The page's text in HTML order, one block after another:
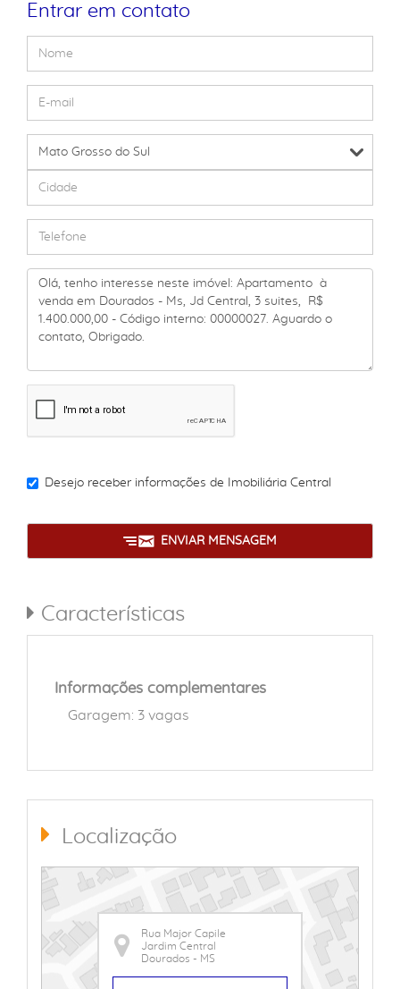
Entrar em contato
Desejo receber informações de Imobiliária Central
ENVIAR MENSAGEM
Características
Informações complementares
Garagem: 3 vagas
Localização
Rua Major Capile
Jardim Central
Dourados - MS